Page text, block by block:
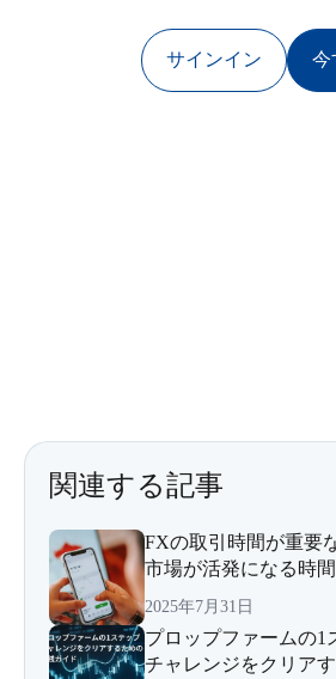
サインイン 今
関連する記事
FXの取引時間が重要
市場が活発になる時
2025年7月31日
プロップファームの1
チャレンジをクリア